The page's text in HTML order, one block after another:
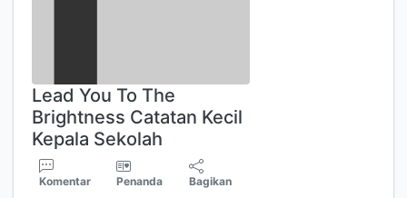
Lead You To The
Brightness Catatan Kecil
Kepala Sekolah
Komentar Penanda Bagikan